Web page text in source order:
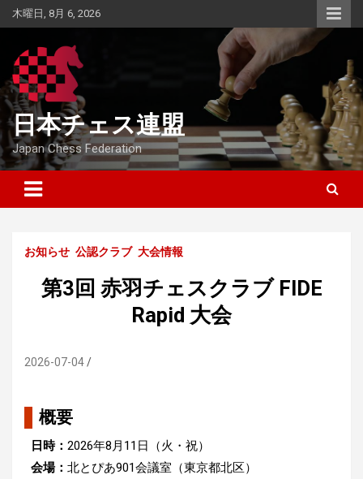
Skip
to
木曜日, 8月 6, 2026
日本チェス連盟
Japan Chess Federation
お知らせ 公認クラブ 大会情報
第3回 赤羽チェスクラブ FIDE
Rapid 大会
2026-07-04
概要
日時： 2026年8月11日（火・祝）
会場： 北とぴあ901会議室（東京都北区）